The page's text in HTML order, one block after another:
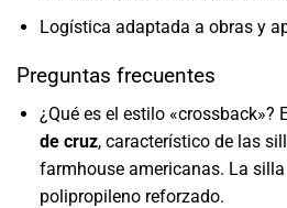
Logística adaptada a obras y
Preguntas frecuentes
¿Qué es el estilo «crossback»?
de cruz, característico de las
farmhouse americanas. La silla
polipropileno reforzado.